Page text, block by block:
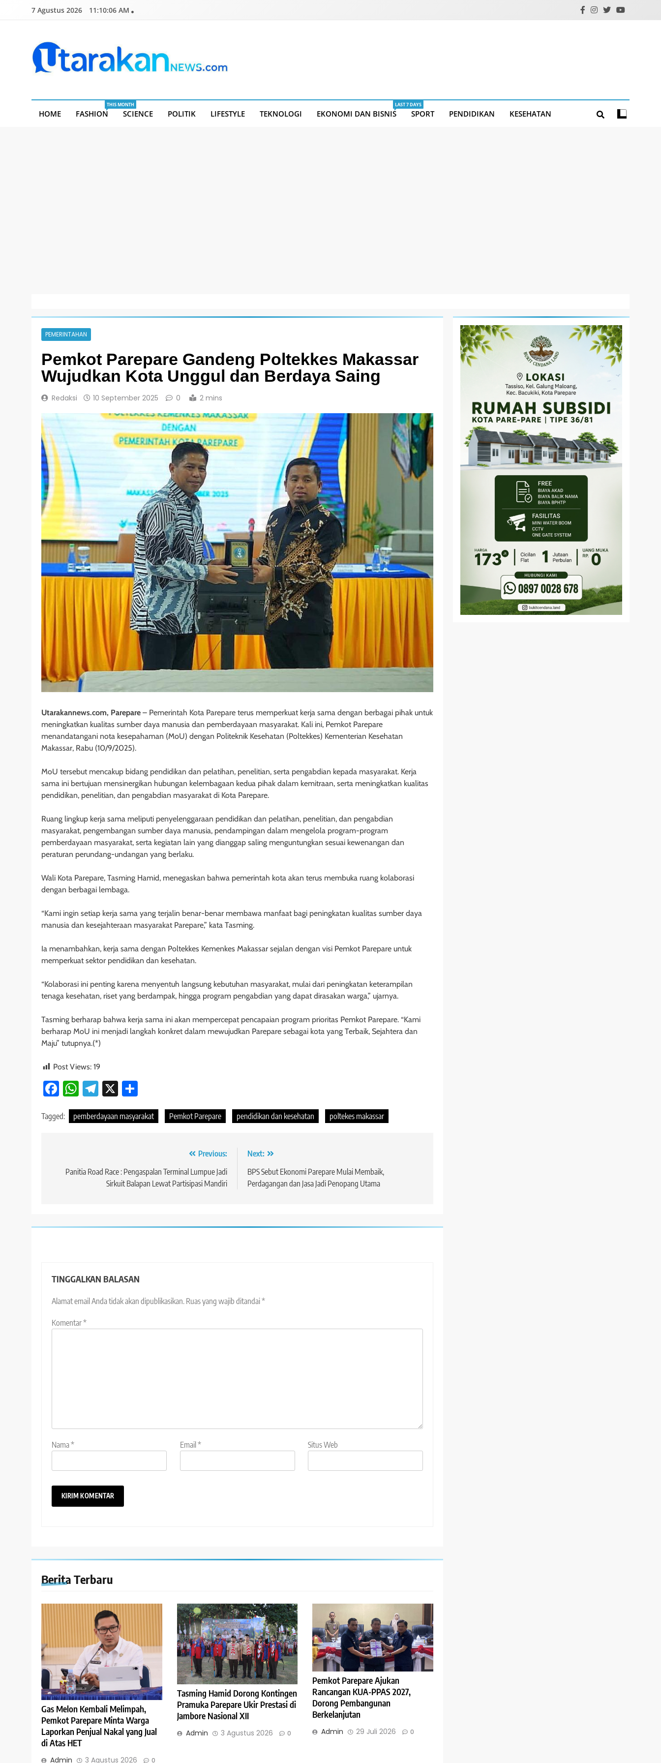
7 Agustus 2026 11:10:08 AM
HOME FASHION
THIS MONTH
SCIENCE POLITIK LIFESTYLE TEKNOLOGI EKONOMI DAN BISNIS
LAST 7 DAYS
SPORT PENDIDIKAN KESEHATAN
PEMERINTAHAN
Pemkot Parepare Gandeng Poltekkes Makassar
Wujudkan Kota Unggul dan Berdaya Saing
Redaksi 10 September 2025 0 2 mins
Utarakannews.com, Parepare – Pemerintah Kota Parepare terus memperkuat kerja sama dengan berbagai pihak untuk
meningkatkan kualitas sumber daya manusia dan pemberdayaan masyarakat. Kali ini, Pemkot Parepare
menandatangani nota kesepahaman (MoU) dengan Politeknik Kesehatan (Poltekkes) Kementerian Kesehatan
Makassar, Rabu (10/9/2025).
MoU tersebut mencakup bidang pendidikan dan pelatihan, penelitian, serta pengabdian kepada masyarakat. Kerja
sama ini bertujuan mensinergikan hubungan kelembagaan kedua pihak dalam kemitraan, serta meningkatkan kualitas
pendidikan, penelitian, dan pengabdian masyarakat di Kota Parepare.
Ruang lingkup kerja sama meliputi penyelenggaraan pendidikan dan pelatihan, penelitian, dan pengabdian
masyarakat, pengembangan sumber daya manusia, pendampingan dalam mengelola program-program
pemberdayaan masyarakat, serta kegiatan lain yang dianggap saling menguntungkan sesuai kewenangan dan
peraturan perundang-undangan yang berlaku.
Wali Kota Parepare, Tasming Hamid, menegaskan bahwa pemerintah kota akan terus membuka ruang kolaborasi
dengan berbagai lembaga.
“Kami ingin setiap kerja sama yang terjalin benar-benar membawa manfaat bagi peningkatan kualitas sumber daya
manusia dan kesejahteraan masyarakat Parepare,” kata Tasming.
Ia menambahkan, kerja sama dengan Poltekkes Kemenkes Makassar sejalan dengan visi Pemkot Parepare untuk
memperkuat sektor pendidikan dan kesehatan.
“Kolaborasi ini penting karena menyentuh langsung kebutuhan masyarakat, mulai dari peningkatan keterampilan
tenaga kesehatan, riset yang berdampak, hingga program pengabdian yang dapat dirasakan warga,” ujarnya.
Tasming berharap bahwa kerja sama ini akan mempercepat pencapaian program prioritas Pemkot Parepare. “Kami
berharap MoU ini menjadi langkah konkret dalam mewujudkan Parepare sebagai kota yang Terbaik, Sejahtera dan
Maju” tutupnya.(*)
Post Views: 19
Facebook
WhatsApp
Telegram
X
Tagged: pemberdayaan masyarakat Pemkot Parepare pendidikan dan kesehatan poltekes makassar
pos
Previous:
Panitia Road Race : Pengaspalan Terminal Lumpue Jadi
Sirkuit Balapan Lewat Partisipasi Mandiri
Next:
BPS Sebut Ekonomi Parepare Mulai Membaik,
Perdagangan dan Jasa Jadi Penopang Utama
TINGGALKAN BALASAN
Alamat email Anda tidak akan dipublikasikan. Ruas yang wajib ditandai*
Komentar*
Nama* Email* Situs Web
Berita Terbaru
Gas Melon Kembali Melimpah,
Pemkot Parepare Minta Warga
Laporkan Penjual Nakal yang Jual
di Atas HET
Admin 3 Agustus 2026 0
Tasming Hamid Dorong Kontingen
Pramuka Parepare Ukir Prestasi di
Jambore Nasional XII
Admin 3 Agustus 2026 0
Pemkot Parepare Ajukan
Rancangan KUA-PPAS 2027,
Dorong Pembangunan
Berkelanjutan
Admin 29 Juli 2026 0